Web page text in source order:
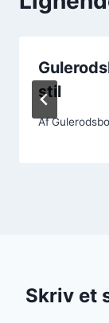
stil
Af
Skriv et